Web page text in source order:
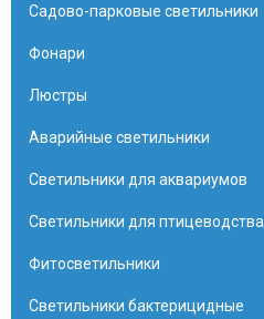
Садово-парковые светильники
Фонари
Люстры
Аварийные светильники
Светильники для аквариумов
Светильники для птицеводства
Фитосветильники
Светильники бактерицидные